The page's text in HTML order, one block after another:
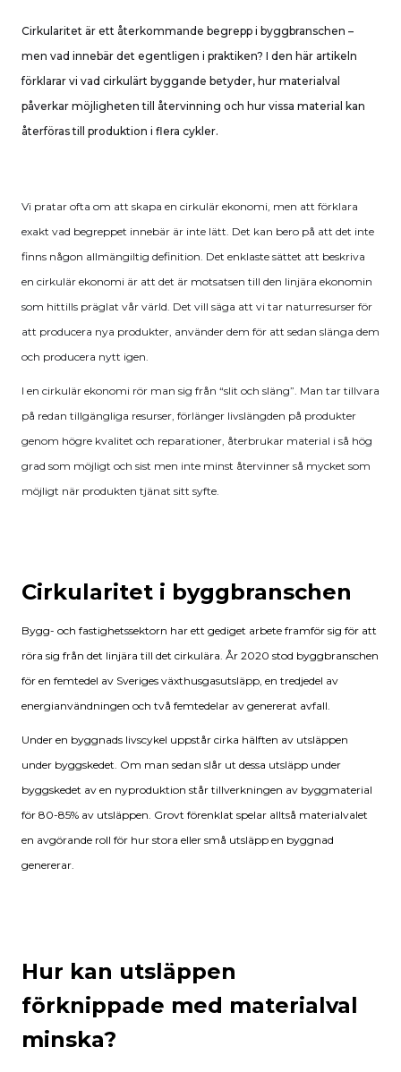
Cirkularitet är ett återkommande begrepp i byggbranschen –
men vad innebär det egentligen i praktiken? I den här artikeln
förklarar vi vad cirkulärt byggande betyder, hur materialval
påverkar möjligheten till återvinning och hur vissa material kan
återföras till produktion i flera cykler.
Vi pratar ofta om att skapa en cirkulär ekonomi, men att förklara
exakt vad begreppet innebär är inte lätt. Det kan bero på att det inte
finns någon allmängiltig definition. Det enklaste sättet att beskriva
en cirkulär ekonomi är att det är motsatsen till den linjära ekonomin
som hittills präglat vår värld. Det vill säga att vi tar naturresurser för
att producera nya produkter, använder dem för att sedan slänga dem
och producera nytt igen.
I en cirkulär ekonomi rör man sig från “slit och släng”. Man tar tillvara
på redan tillgängliga resurser, förlänger livslängden på produkter
genom högre kvalitet och reparationer, återbrukar material i så hög
grad som möjligt och sist men inte minst återvinner så mycket som
möjligt när produkten tjänat sitt syfte.
Cirkularitet i byggbranschen
Bygg- och fastighetssektorn har ett gediget arbete framför sig för att
röra sig från det linjära till det cirkulära. År 2020 stod byggbranschen
för en femtedel av Sveriges växthusgasutsläpp, en tredjedel av
energianvändningen och två femtedelar av genererat avfall.
Under en byggnads livscykel uppstår cirka hälften av utsläppen
under byggskedet. Om man sedan slår ut dessa utsläpp under
byggskedet av en nyproduktion står tillverkningen av byggmaterial
för 80-85% av utsläppen. Grovt förenklat spelar alltså materialvalet
en avgörande roll för hur stora eller små utsläpp en byggnad
genererar.
Hur kan utsläppen
förknippade med materialval
minska?